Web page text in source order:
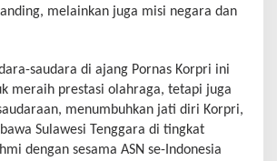
melainkan juga misi negara dan
saudara di ajang Pornas Korpri ini
meraih prestasi olahraga, tetapi juga
menumbuhkan jati diri Korpri,
Sulawesi Tenggara di tingkat
dengan sesama ASN se-Indonesia